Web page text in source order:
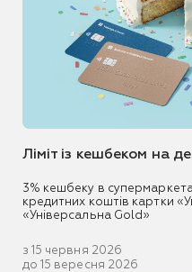
Ліміт із кешбеком на
3% кешбеку в
кредитних коштів картки
«Універсальна Gold»
з 15 червня 2026
до 15 вересня 2026